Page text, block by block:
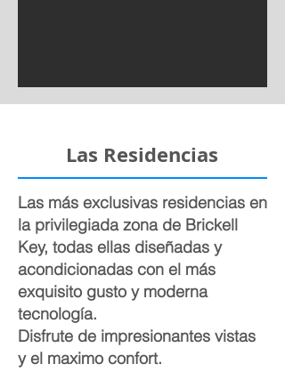
Las Residencias
Las más exclusivas residencias en
la privilegiada zona de Brickell
Key, todas ellas diseñadas y
acondicionadas con el más
exquisito gusto y moderna
tecnología.
Disfrute de impresionantes vistas
y el maximo confort.